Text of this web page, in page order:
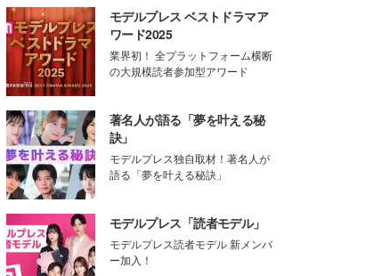
モデルプレス ベストドラマア
ワード2025
業界初！ 全プラットフォーム横断
の大規模読者参加型アワード
著名人が語る「夢を叶える秘
訣」
モデルプレス独自取材！著名人が
語る「夢を叶える秘訣」
モデルプレス「読者モデル」
モデルプレス読者モデル 新メンバ
ー加入！